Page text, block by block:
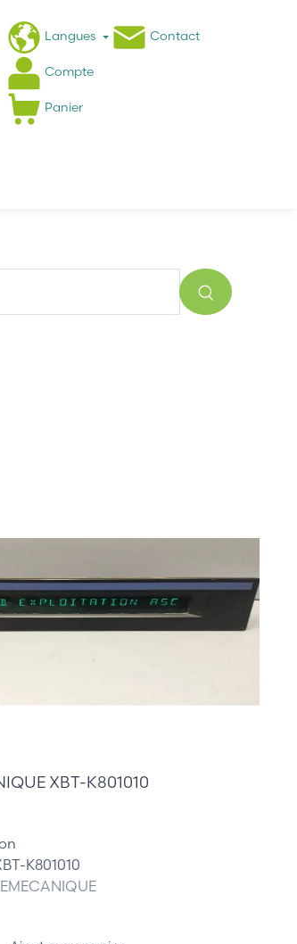
Langues Contact
Compte
Panier
XBT-K801010
K801010